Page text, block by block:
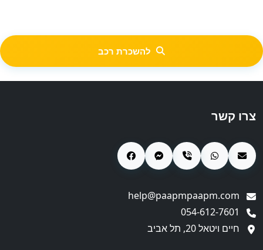
להשכרת רכב
צרו קשר
חיים ויטאל 20, תל אביב